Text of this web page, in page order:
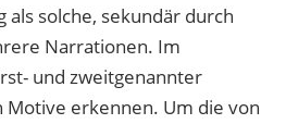
als solche, sekundär durch
Narrationen. Im
und zweitgenannter
Motive erkennen. Um die von